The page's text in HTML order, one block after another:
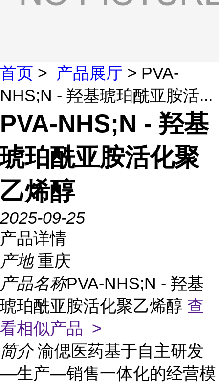
首页 > 产品展厅 > PVA-
NHS;N - 羟基琥珀酰亚胺活...
PVA-NHS;N - 羟基
琥珀酰亚胺活化聚
乙烯醇
2025-09-25
产品详情
产地 重庆
产品名称PVA-NHS;N - 羟基
琥珀酰亚胺活化聚乙烯醇 查
看相似产品 >
简介 渝偲医药基于自主研发
—生产—销售一体化的经营模